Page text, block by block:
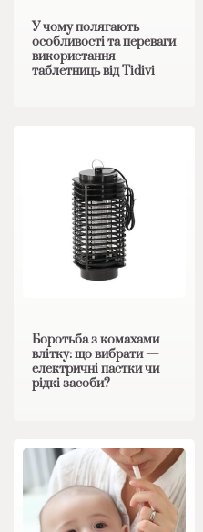
У чому полягають
особливості та переваги
використання
таблетниць від Tidivi
Боротьба з комахами
влітку: що вибрати —
електричні пастки чи
рідкі засоби?